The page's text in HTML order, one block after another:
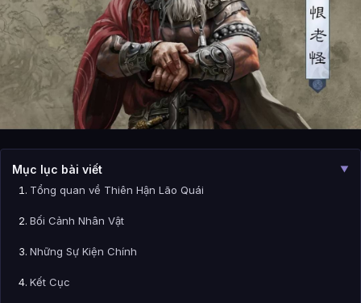
Mục lục bài viết ▼
Tổng quan về Thiên Hận Lão Quái
Bối Cảnh Nhân Vật
Những Sự Kiện Chính
Kết Cục